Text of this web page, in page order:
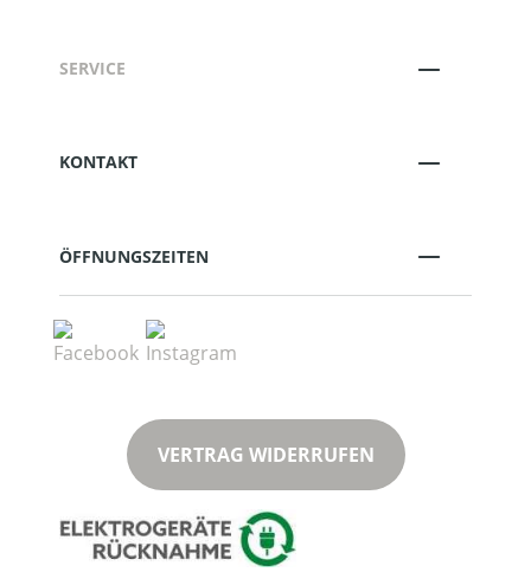
SERVICE
KONTAKT
ÖFFNUNGSZEITEN
VERTRAG WIDERRUFEN